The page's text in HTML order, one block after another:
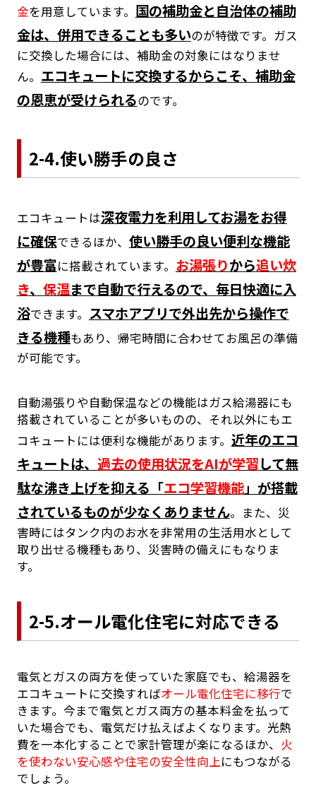
金を用意しています。 国の補助金と自治体の補助
金は、併用できることも多いのが特徴です。ガス
に交換した場合には、補助金の対象にはなりませ
ん。 エコキュートに交換するからこそ、補助金
の恩恵が受けられるのです。
2-4.使い勝手の良さ
エコキュートは深夜電力を利用してお湯をお得
に確保できるほか、 使い勝手の良い便利な機能
が豊富に搭載されています。 お湯張りから追い炊
き、 保温まで自動で行えるので、毎日快適に入
浴できます。 スマホアプリで外出先から操作で
きる機種もあり、帰宅時間に合わせてお風呂の準備
が可能です。
自動湯張りや自動保温などの機能はガス給湯器にも
搭載されていることが多いものの、それ以外にもエ
コキュートには便利な機能があります。 近年のエコ
キュートは、 過去の使用状況をAIが学習して無
駄な沸き上げを抑える「エコ学習機能」が搭載
されているものが少なくありません。また、災
害時にはタンク内のお水を非常用の生活用水として
取り出せる機種もあり、災害時の備えにもなりま
す。
2-5.オール電化住宅に対応できる
電気とガスの両方を使っていた家庭でも、給湯器を
エコキュートに交換すればオール電化住宅に移行で
きます。今まで電気とガス両方の基本料金を払って
いた場合でも、電気だけ払えばよくなります。光熱
費を一本化することで家計管理が楽になるほか、 火
を使わない安心感や住宅の安全性向上にもつながる
でしょう。